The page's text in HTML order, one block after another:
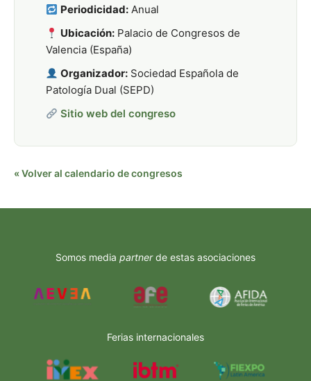
Periodicidad: Anual
Ubicación: Palacio de Congresos de
Valencia (España)
Organizador: Sociedad Española de
Patología Dual (SEPD)
Sitio web del congreso
« Volver al calendario de congresos
Somos media partnerde estas asociaciones
Ferias internacionales